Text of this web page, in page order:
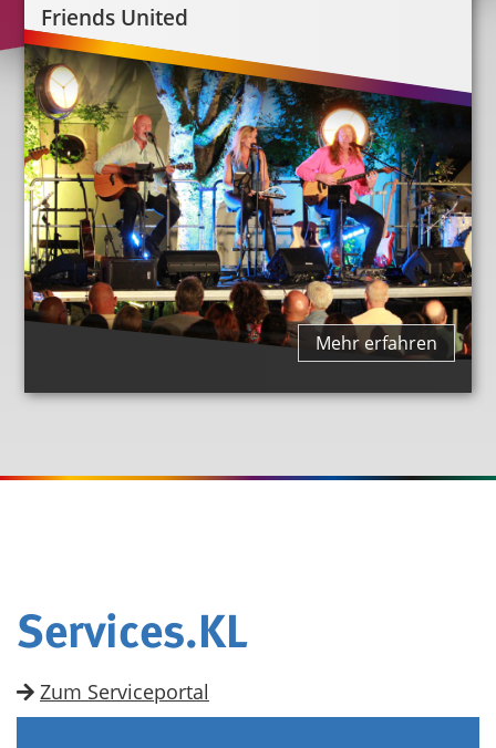
Friends United
Mehr erfahren
Services.KL
Zum Serviceportal